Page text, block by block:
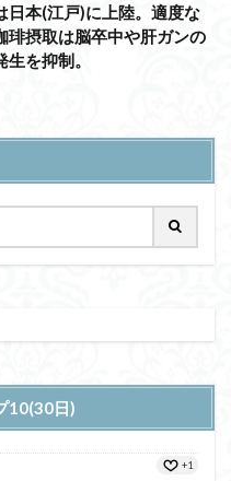
日本(江戸)に上陸。適度な
琲摂取は脳卒中や肝ガンの
生を抑制。
10(30日)
+1